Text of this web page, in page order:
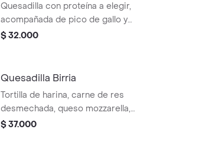
Quesadilla con proteína a elegir,
acompañada de pico de gallo y
guacamole.
$ 32.000
Quesadilla Birria
Tortilla de harina, carne de res
desmechada, queso mozzarella,
guacamole, cebolla, cilantro y caldo de
$ 37.000